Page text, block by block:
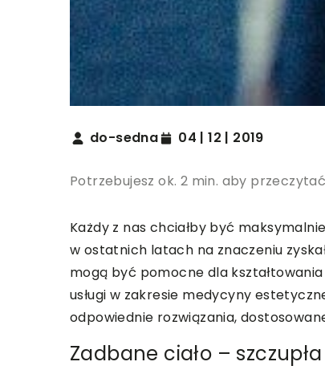
do-sedna 04 | 12 | 2019
Potrzebujesz ok. 2 min. aby
Każdy z nas chciałby być
w ostatnich latach na znaczeniu
mogą być pomocne dla
usługi w zakresie medycyny
odpowiednie rozwiązania,
Zadbane ciało –